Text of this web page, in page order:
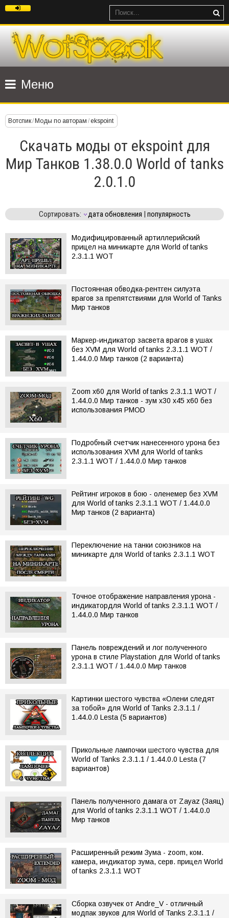
Меню
Вотспик/ Моды по авторам /ekspoint
Скачать моды от ekspoint для
Мир Танков 1.38.0.0 World of tanks
2.0.1.0
Сортировать: дата обновления | популярность
Модифицированный артиллерийский
прицел на миникарте для World of tanks
2.3.1.1 WOT
Постоянная обводка-рентген силуэта
врагов за препятствиями для World of Tanks
Мир танков
Маркер-индикатор засвета врагов в ушах
без XVM для World of tanks 2.3.1.1 WOT /
1.44.0.0 Мир танков (2 варианта)
Zoom x60 для World of tanks 2.3.1.1 WOT /
1.44.0.0 Мир танков - зум x30 x45 х60 без
использования PMOD
Подробный счетчик нанесенного урона без
использования XVM для World of tanks
2.3.1.1 WOT / 1.44.0.0 Мир танков
Рейтинг игроков в бою - оленемер без XVM
для World of tanks 2.3.1.1 WOT / 1.44.0.0
Мир танков (2 варианта)
Переключение на танки союзников на
миникарте для World of tanks 2.3.1.1 WOT
Точное отображение направления урона -
индикатордля World of tanks 2.3.1.1 WOT /
1.44.0.0 Мир танков
Панель повреждений и лог полученного
урона в стиле Playstation для World of tanks
2.3.1.1 WOT / 1.44.0.0 Мир танков
Картинки шестого чувства «Олени следят
за тобой» для World of Tanks 2.3.1.1 /
1.44.0.0 Lesta (5 вариантов)
Прикольные лампочки шестого чувства для
World of Tanks 2.3.1.1 / 1.44.0.0 Lesta (7
вариантов)
Панель полученного дамага от Zayaz (Заяц)
для World of tanks 2.3.1.1 WOT / 1.44.0.0
Мир танков
Расширенный режим Зума - zoom, ком.
камера, индикатор зума, серв. прицел World
of tanks 2.3.1.1 WOT
Сборка озвучек от Andre_V - отличный
модпак звуков для World of Tanks 2.3.1.1 /